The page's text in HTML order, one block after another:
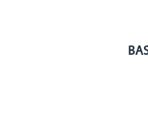
Diyarbakır 1 Nolu